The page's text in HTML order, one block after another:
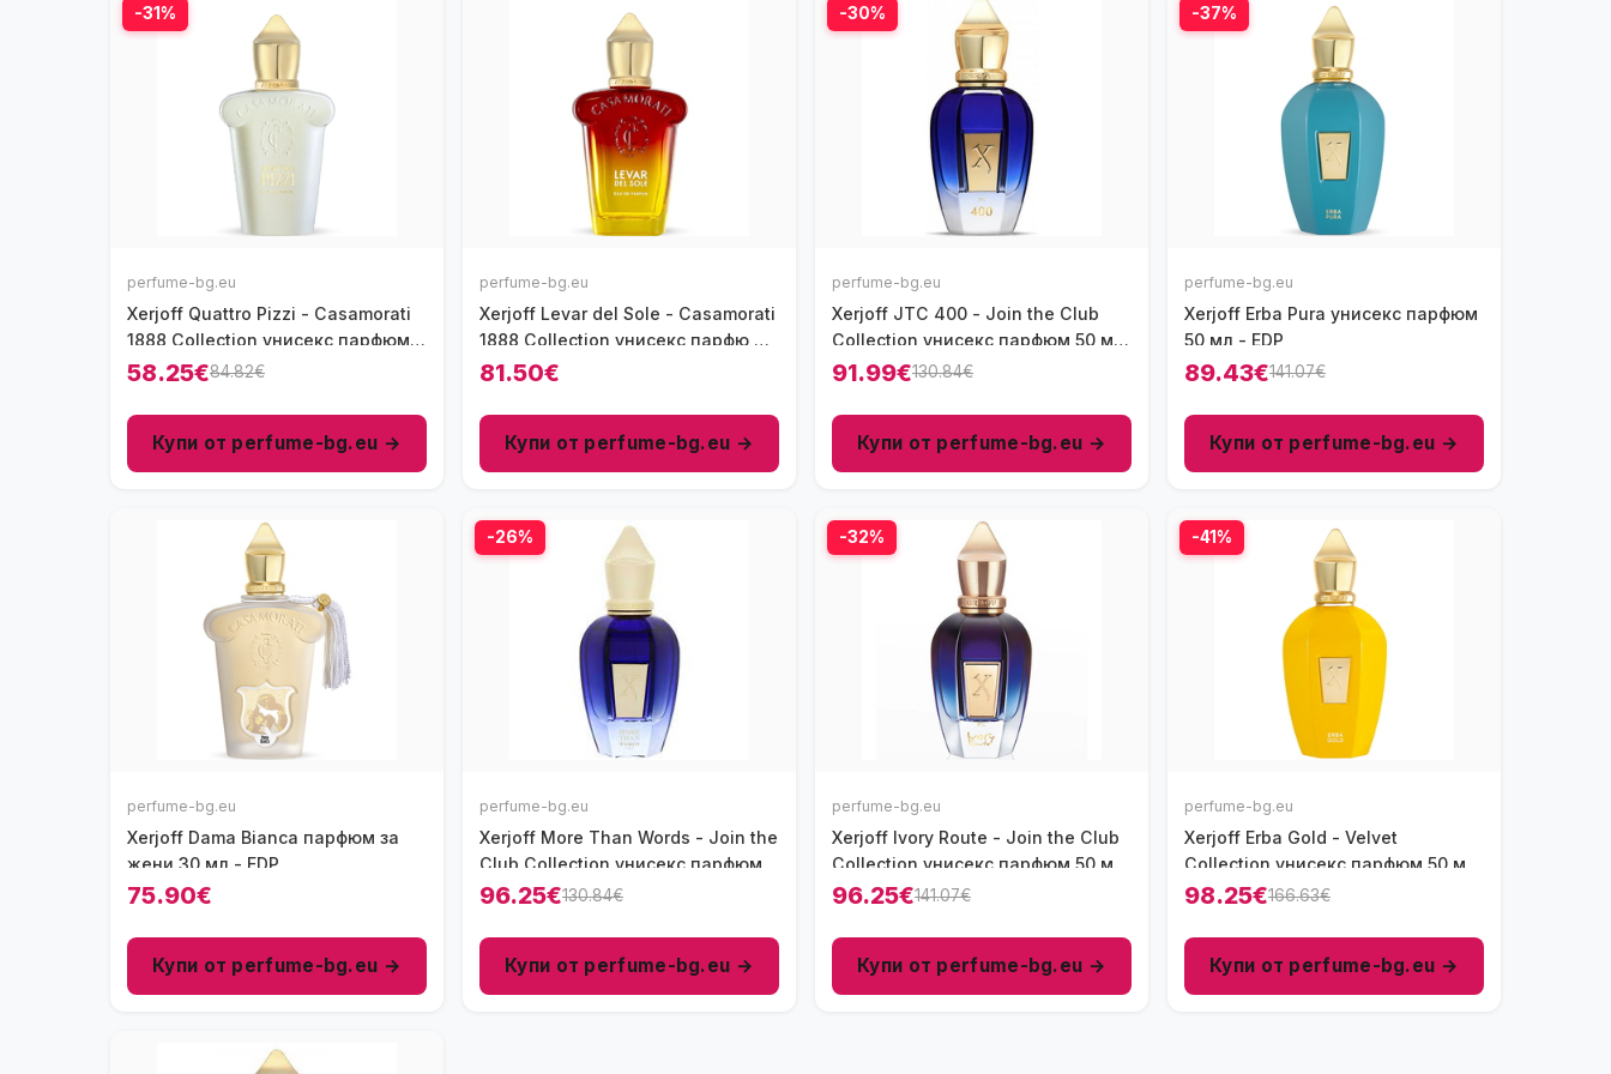
-31%
perfume-bg.eu
Xerjoff Quattro Pizzi - Casamorati
1888 Collection унисекс парфюм
30 мл - EDP
58.25€84.82€
Купи от perfume-bg.eu →
perfume-bg.eu
Xerjoff Levar del Sole - Casamorati
1888 Collection унисекс парфю 30
мл - EDP
81.50€
Купи от perfume-bg.eu →
-30%
perfume-bg.eu
Xerjoff JTC 400 - Join the Club
Collection унисекс парфюм 50 мл
- EDP
91.99€130.84€
Купи от perfume-bg.eu →
-37%
perfume-bg.eu
Xerjoff Erba Pura унисекс парфюм
50 мл - EDP
89.43€141.07€
Купи от perfume-bg.eu →
perfume-bg.eu
Xerjoff Dama Bianca парфюм за
жени 30 мл - EDP
75.90€
Купи от perfume-bg.eu →
-26%
perfume-bg.eu
Xerjoff More Than Words - Join the
Club Collection унисекс парфюм
50 мл - EDP
96.25€130.84€
Купи от perfume-bg.eu →
-32%
perfume-bg.eu
Xerjoff Ivory Route - Join the Club
Collection унисекс парфюм 50 мл
- EDP
96.25€141.07€
Купи от perfume-bg.eu →
-41%
perfume-bg.eu
Xerjoff Erba Gold - Velvet
Collection унисекс парфюм 50 мл
- EDP
98.25€166.63€
Купи от perfume-bg.eu →